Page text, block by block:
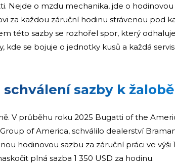
Nejde o mzdu mechanika, jde o
za každou záruční hodinu strávenou pod
této sazby se rozhořel spor, který
kde se bojuje o jednotky kusů a každá
schválení sazby k žalobě
V průběhu roku 2025 Bugatti of the
of America, schválilo dealerství
hodinovou sazbu za záruční práci ve výši
plná sazba 1 350 USD za hodinu.